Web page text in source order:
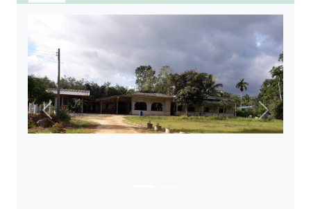
กรุงเทพมหานคร
ขอนแก่น
จันทบุรี
ชุมพร
ตรังPrevious Next